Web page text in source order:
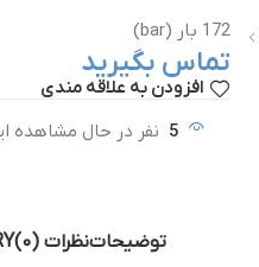
172 بار (bar)
تماس بگیرید
افزودن به علاقه مندی
5 نفر در حال مشاهده
توضیحاتنظرات (0)